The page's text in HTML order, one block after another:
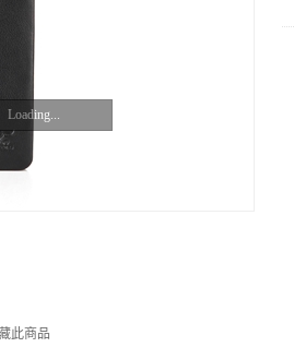
Loading...
此商品